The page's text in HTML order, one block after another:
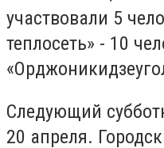
участвовали 5
теплосеть» - 10
Следующий
20 апреля.